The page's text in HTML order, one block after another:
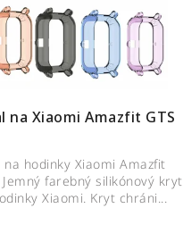
na Xiaomi Amazfit GTS
na hodinky Xiaomi Amazfit
Jemný farebný silikónový kryt
Xiaomi. Kryt chráni...